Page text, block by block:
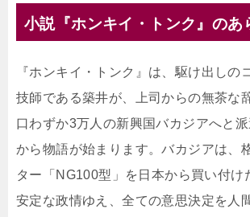
小説『ホンキイ・トンク』のあ
『ホンキイ・トンク』は、駆け出しの
技師である築井が、上司からの無茶な
口わずか3万人の新興国バカジアへと
から物語が始まります。バカジアは、
ター「NG100型」を日本から買い付け
安定な政情ゆえ、全ての意思決定を人